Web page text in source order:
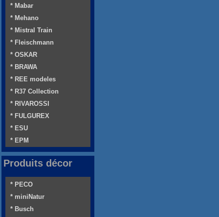
* Mabar
* Mehano
* Mistral Train
* Fleischmann
* OSKAR
* BRAWA
* REE modeles
* R37 Collection
* RIVAROSSI
* FULGUREX
* ESU
* EPM
Produits décor
* PECO
* miniNatur
* Busch